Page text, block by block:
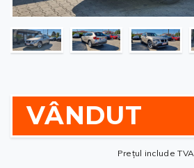
VÂNDUT
Prețul include TVA